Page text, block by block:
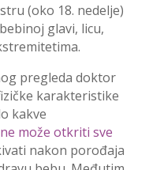
(oko 18. nedelje)
glavi, licu,
pregleda doktor
karakteristike
kakve
može otkriti sve
nakon porođaja